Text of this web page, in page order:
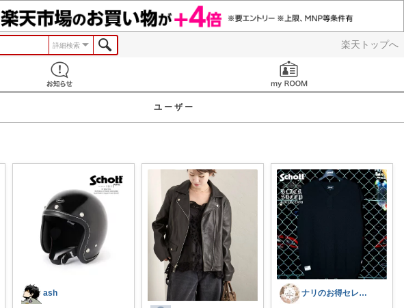
楽天トップへ
詳細検索
ユーザー
ash ナリのお得セレクト